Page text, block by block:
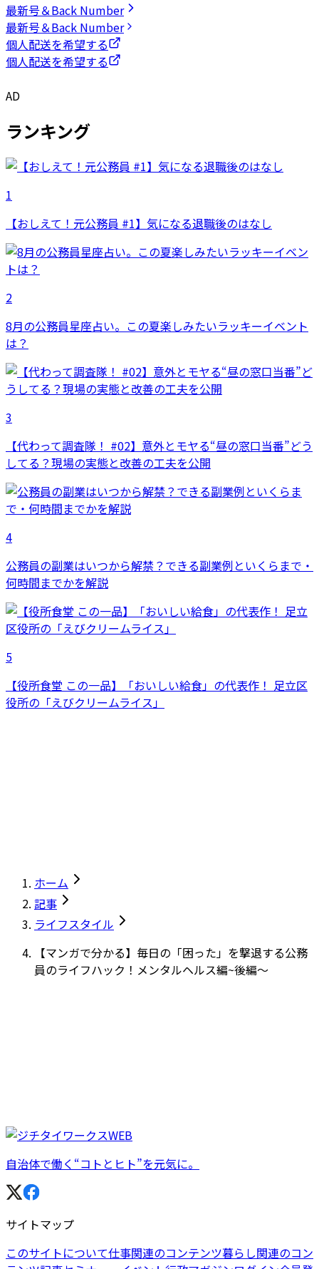
最新号＆Back Number
最新号＆Back Number
個人配送を希望する
個人配送を希望する
AD
ランキング
1
【おしえて！元公務員 #1】気になる退職後のはなし
2
8月の公務員星座占い。この夏楽しみたいラッキーイベント
は？
3
【代わって調査隊！ #02】意外とモヤる“昼の窓口当番”どう
してる？現場の実態と改善の工夫を公開
4
公務員の副業はいつから解禁？できる副業例といくらまで・
何時間までかを解説
5
【役所食堂 この一品】「おいしい給食」の代表作！ 足立区
役所の「えびクリームライス」
ホーム
記事
ライフスタイル
【マンガで分かる】毎日の「困った」を撃退する公務
員のライフハック！メンタルヘルス編~後編～
自治体で働く“コトとヒト”を元気に。
サイトマップ
このサイトについて仕事関連のコンテンツ暮らし関連のコン